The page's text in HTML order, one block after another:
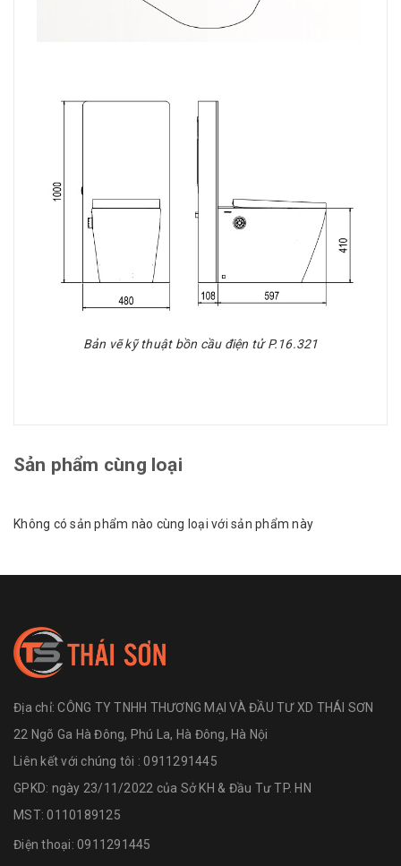
Bản vẽ kỹ thuật bồn cầu điện tử P.16.321
Sản phẩm cùng loại
Không có sản phẩm nào cùng loại với sản phẩm này
Địa chỉ:CÔNG TY TNHH THƯƠNG MẠI VÀ ĐẦU TƯ XD THÁI SƠN
22 Ngõ Ga Hà Đông, Phú La, Hà Đông, Hà Nội
Liên kết với chúng tôi : 0911291445
GPKD: ngày 23/11/2022 của Sở KH & Đầu Tư TP. HN
MST: 0110189125
Điện thoại: 0911291445